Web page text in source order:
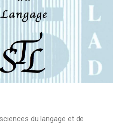
du langage et de